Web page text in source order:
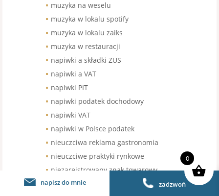
muzyka na weselu
muzyka w lokalu spotify
muzyka w lokalu zaiks
muzyka w restauracji
napiwki a składki ZUS
napiwki a VAT
napiwki PIT
napiwki podatek dochodowy
napiwki VAT
napiwki w Polsce podatek
nieuczciwa reklama gastronomia
nieuczciwe praktyki rynkowe
niezarejstrowany znak towarowy
franczyza
napisz do mnie zadzwoń
0